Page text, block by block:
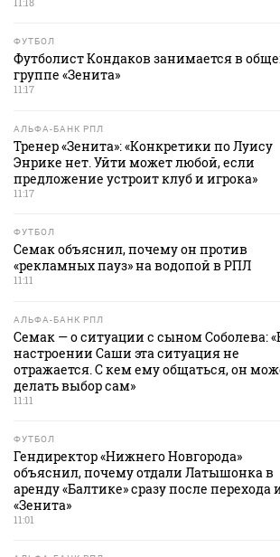
ФУТБОЛ
Футболист Кондаков занимается в
группе «Зенита»
11:17
АЛЬФА-БАНК РПЛ
Тренер «Зенита»: «Конкретики по Луису
Энрике нет. Уйти может любой, если
предложение устроит клуб и игрока»
11:17
ФУТБОЛ
Семак объяснил, почему он против
«рекламных пауз» на водопой в РПЛ
11:11
АЛЬФА-БАНК РПЛ
Семак — о ситуации с сыном Соболева:
настроении Саши эта ситуация не
отражается. С кем ему общаться, он
делать выбор сам»
11:11
ФУТБОЛ
Гендиректор «Нижнего Новгорода»
объяснил, почему отдали Латышонка в
аренду «Балтике» сразу после перехода
«Зенита»
11:01